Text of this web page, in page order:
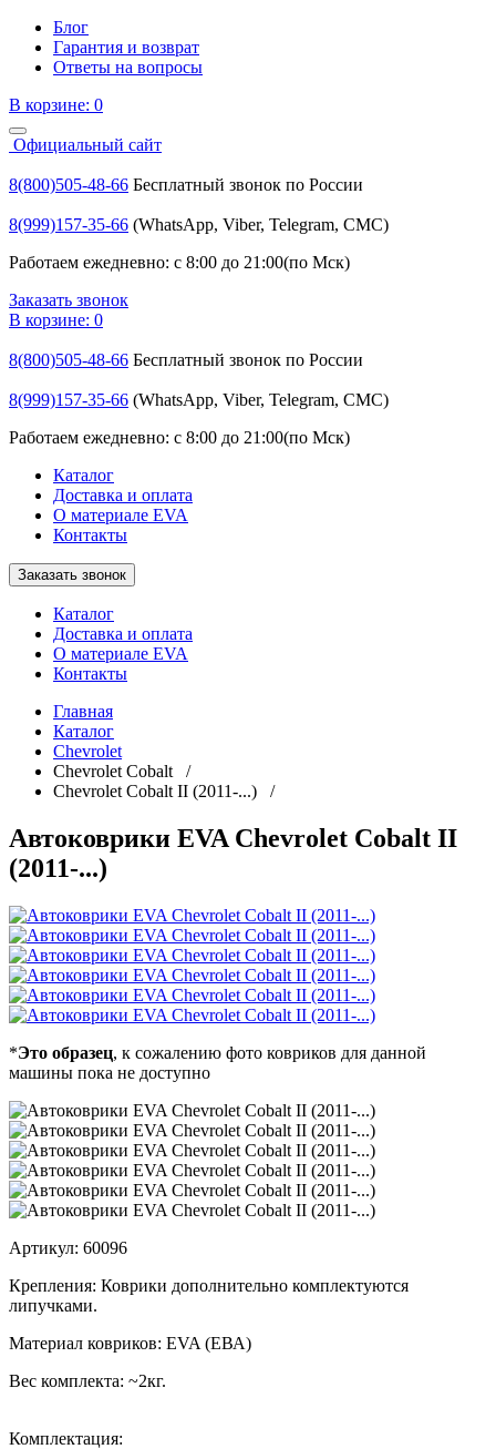
Блог
Гарантия и возврат
Ответы на вопросы
В корзине: 0
Официальный сайт
8(800)505-48-66 Бесплатный звонок по России
8(999)157-35-66 (WhatsApp, Viber, Telegram, СМС)
Работаем ежедневно: с 8:00 до 21:00(по Мск)
Заказать звонок
В корзине: 0
8(800)505-48-66 Бесплатный звонок по России
8(999)157-35-66 (WhatsApp, Viber, Telegram, СМС)
Работаем ежедневно: с 8:00 до 21:00(по Мск)
Каталог
Доставка и оплата
О материале EVA
Контакты
Заказать звонок
Каталог
Доставка и оплата
О материале EVA
Контакты
Главная
Каталог
Chevrolet
Chevrolet Cobalt /
Chevrolet Cobalt II (2011-...) /
Автоковрики EVA Chevrolet Cobalt II
(2011-...)
*Это образец, к сожалению фото ковриков для данной
машины пока не доступно
Артикул: 60096
Крепления: Коврики дополнительно комплектуются
липучками.
Материал ковриков: EVA (ЕВА)
Вес комплекта: ~2кг.
Комплектация: